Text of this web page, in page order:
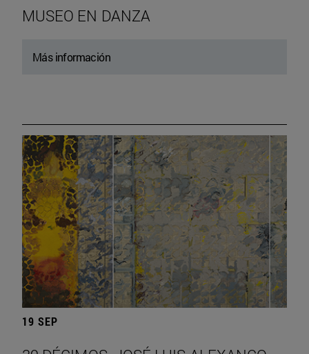
MUSEO EN DANZA
Más información
19 SEP